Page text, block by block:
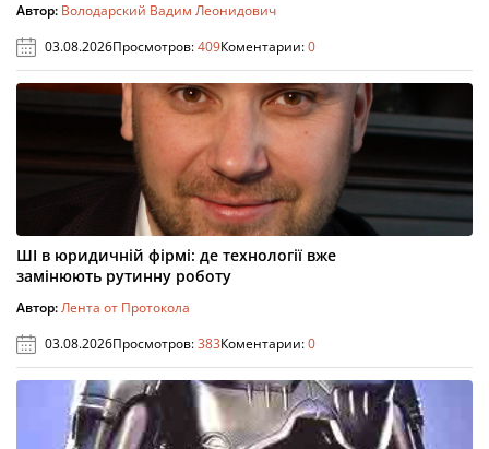
Автор: Володарский Вадим Леонидович
03.08.2026Просмотров:409Коментарии:0
ШІ в юридичній фірмі: де технології вже
замінюють рутинну роботу
Автор:Лента от Протокола
03.08.2026Просмотров:383Коментарии:0